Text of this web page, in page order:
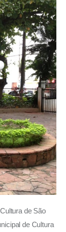
de São
de Cultura